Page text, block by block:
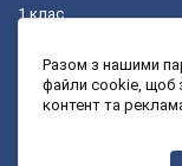
1 клас
3 клас
Разом з нашими
файли cookie, щоб
контент та